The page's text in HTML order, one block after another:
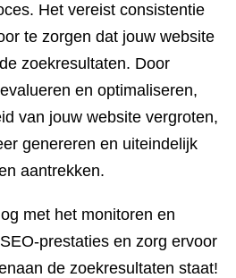
Het vereist consistentie
te zorgen dat jouw website
zoekresultaten. Door
en optimaliseren,
van jouw website vergroten,
genereren en uiteindelijk
aantrekken.
met het monitoren en
prestaties en zorg ervoor
de zoekresultaten staat!